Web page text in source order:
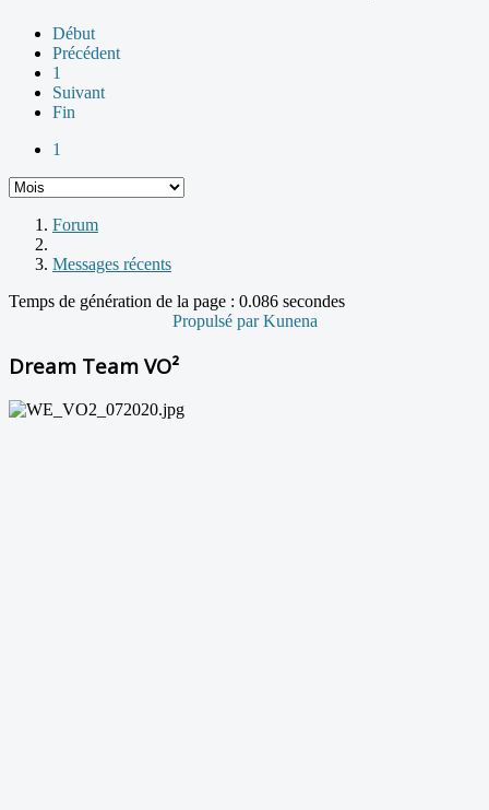
Début
Précédent
1
Suivant
Fin
1
Forum
Messages récents
Temps de génération de la page : 0.086 secondes
Propulsé parKunena
Dream Team VO²